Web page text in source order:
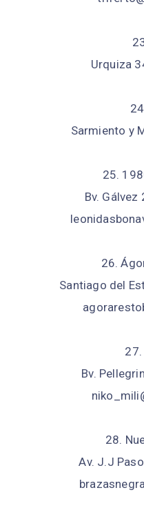
Urquiza
Sarmiento y
25.
Bv.
26.
Santiago del
27.
Bv.
28.
Av. J.J